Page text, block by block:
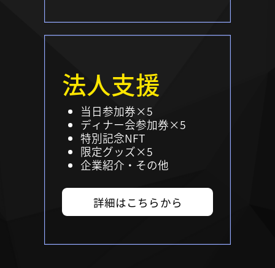
法人支援
当日参加券×5
ディナー会参加券×5
特別記念NFT
限定グッズ×5
企業紹介・その他
詳細はこちらから